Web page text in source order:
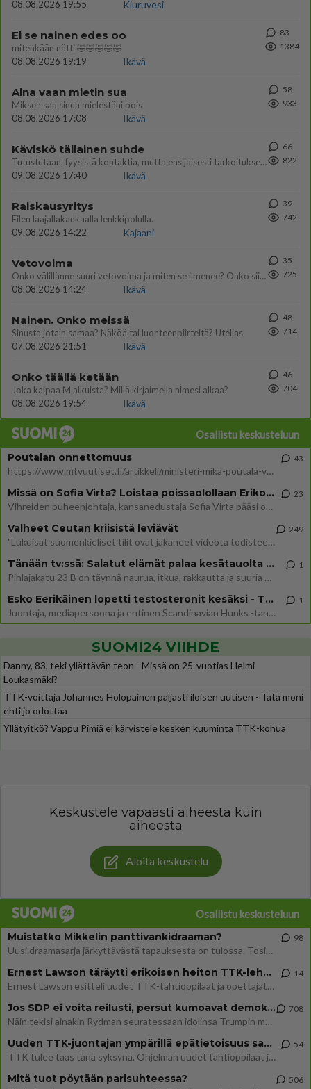
08.08.2026 19:55 Kiuruvesi
Ei se nainen edes oo
mitenkään nätti 🤣🤣🤣🤣🤣
08.08.2026 19:19
Ikävä
83
1384
Aina vaan mietin sua
Miksen saa sinua mielestäni pois
08.08.2026 17:08
Ikävä
58
933
Käviskö tällainen suhde
Tutustutaan, fyysistä kontaktia, mutta ensijaisesti tarkoituksena ei ole aloittaa mitään virallista tai rikkoa mitään? E
09.08.2026 17:40
Ikävä
66
822
Raiskausyritys
Eilen laajallakankaalla lenkkipolulla.
09.08.2026 14:22
Kajaani
39
742
Vetovoima
Onko välillänne suuri vetovoima ja miten se ilmenee? Onko siitä haittaa?
08.08.2026 14:24
Ikävä
35
725
Nainen. Onko meissä
Sinusta jotain samaa? Näköä tai luonteenpiirteitä? Utelias
07.08.2026 21:51
Ikävä
48
714
Onko täällä ketään
Joka kaipaa M alkuista? Millä kirjaimella nimesi alkaa?
08.08.2026 19:54
Ikävä
46
704
Osallistu keskusteluun
Poutalan onnettomuus
https://www.mtvuutiset.fi/artikkeli/ministeri-mika-poutala-vakavassa-onnettomuudessa/9375980 Kumma kun jutussa ei manit
43
Missä on Sofia Virta? Loistaa poissaolollaan Erikoisjoukot uudelta kaudelta
Vihreiden puheenjohtaja, kansanedustaja Sofia Virta pääsi otsikoihin, kun tieto hänen osallistumisestaan Erikoisjoukot-k
23
Valheet Ceutan kriisistä leviävät
"Lukuisat suomenkieliset tilit ovat jakaneet videota todisteena siitä, että siirtolaisjoukot aiheuttavat edelleen Ceutas
249
Tänään tv:ssä: Salatut elämät palaa kesätauolta - Tässä hieman juonipaljastuksia
Pihlajakatu 23 B on täynnä naurua, itkua, rakkautta ja suuria salaisuuksia. Suomalaisten yksi pitkäikäisimmistä draamas
1
Esko Eerikäinen lopetti testosteronit kesäksi - Tämä ikävä vaikutus iski heti
Juontaja, mediapersoona ja entinen Scandinavian Hunks -tanssija Esko Eerikäinen on tunnettu avoimuudestaan. Nyt Eerikäi
1
SUOMI24 VIIHDE
Danny, 83, teki yllättävän teon - Missä on 25-vuotias Helmi
Loukasmäki?
TTK-voittaja Johannes Holopainen paljasti iloisen uutisen - Tätä moni
ehti jo odottaa
Yllätyitkö? Vappu Pimiä ei kärvistele kesken kuuminta TTK-kohua
Keskustele vapaasti aiheesta kuin
aiheesta
Aloita keskustelu
Osallistu keskusteluun
Muistatko Mikkelin panttivankidraaman?
Uusi draamasarja järkyttävästä tapauksesta on tulossa. Tositapahtumiin perustuva sarja ammentaa vuoden 1986 Mikkelin pan
98
Ernest Lawson täräytti erikoisen heiton TTK-lehdistötilaisuudessa: " Onko tässä tarkoituksena...?"
Ernest Lawson esitteli uudet TTK-tähtioppilaat ja opettajat torstaina 6.8. lehdistölle. Tulevalla kaudella on yksi hausk
14
Jos SDP ei voita reilusti, persut kumoavat demokratian Suomesta
Näin tekisi ainakin Rydman seuratessaan idolinsa Trumpin mallia https://www.is.fi/politiikka/art-2000012187244.html
708
Uuden TTK-juontajan ympärillä epätietoisuus sakenee - Nyt MTV hämmentää soppaa
TTK tulee taas tänä syksynä. Ohjelman uudet tähtioppilaat julkistetaan torstaina 6. elokuuta klo 14 alkavassa lehdistö
54
Mitä tuot pöytään parisuhteessa? 506